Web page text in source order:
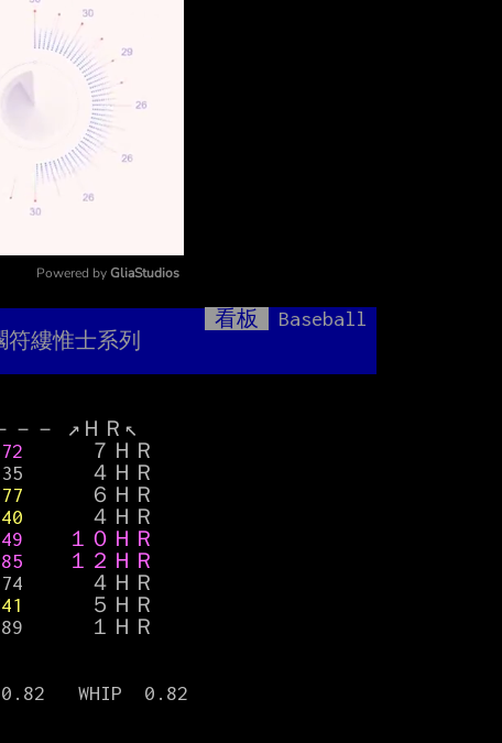
Mute
Powered by GliaStudios
看板
Baseball
符縷惟士系列
.872
７ＨＲ
４ＨＲ
.777
６ＨＲ
４ＨＲ
１０ＨＲ
１２ＨＲ
４ＨＲ
.741
５ＨＲ
１ＨＲ
WHIP  0.82